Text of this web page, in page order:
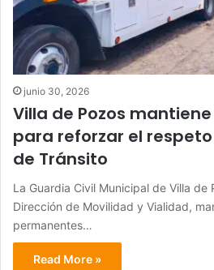
junio 30, 2026
Villa de Pozos
para reforzar el
de Tránsito
La Guardia Civil Municipal de Villa de
Dirección de Movilidad y Vialidad,
permanentes…
Read More »